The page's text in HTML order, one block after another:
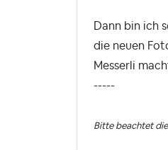
Dann bin ich
die neuen
Messerli
-----
Bitte beachtet die